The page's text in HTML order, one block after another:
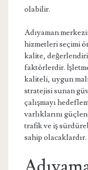
olabilir.
Adıyaman
hizmetleri seçimi
kalite,
faktörlerdir.
kaliteli, uygun
stratejisi sunan
çalışmayı
varlıklarını
trafik ve iş
sahip olacaklardır.